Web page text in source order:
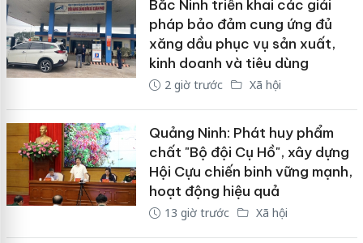
Bắc Ninh triển khai các giải
pháp bảo đảm cung ứng đủ
xăng dầu phục vụ sản xuất,
kinh doanh và tiêu dùng
2 giờ trước Xã hội
Quảng Ninh: Phát huy phẩm
chất "Bộ đội Cụ Hồ", xây dựng
Hội Cựu chiến binh vững mạnh,
hoạt động hiệu quả
13 giờ trước Xã hội